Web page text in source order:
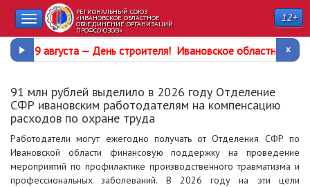
РЕГИОНАЛЬНЫЙ СОЮЗ
«ИВАНОВСКОЕ ОБЛАСТНОЕ
ОБЪЕДИНЕНИЕ ОРГАНИЗАЦИЙ
ПРОФСОЮЗОВ»
12+
Toggle
navigation
9 августа — День строителя! Ивановское областное
91 млн рублей выделило в 2026 году Отделение
СФР ивановским работодателям на компенсацию
расходов по охране труда
Работодатели могут ежегодно получать от Отделения СФР по
Ивановской области финансовую поддержку на проведение
мероприятий по профилактике производственного травматизма и
профессиональных заболеваний. В 2026 году на эти цели